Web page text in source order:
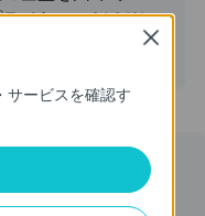
イヤーの91.91%
名しています。
管理
サービスを確認す
Close